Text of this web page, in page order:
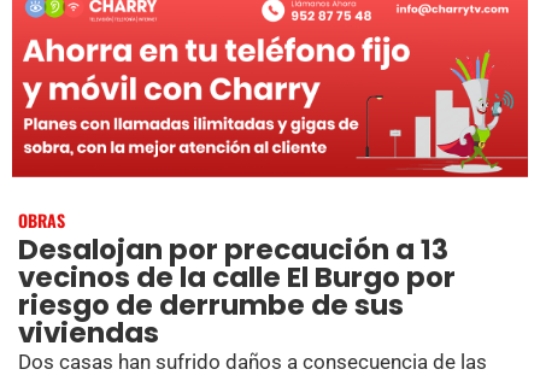
OBRAS
Desalojan por precaución a 13
vecinos de la calle El Burgo por
riesgo de derrumbe de sus
viviendas
Dos casas han sufrido daños a consecuencia de las